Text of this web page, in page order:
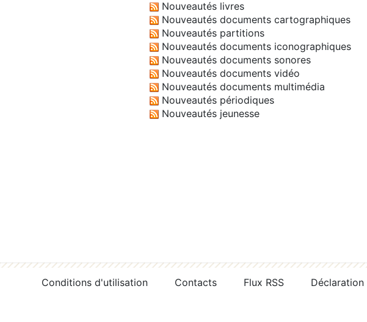
Nouveautés livres
Nouveautés documents cartographiques
Nouveautés partitions
Nouveautés documents iconographiques
Nouveautés documents sonores
Nouveautés documents vidéo
Nouveautés documents multimédia
Nouveautés périodiques
Nouveautés jeunesse
Conditions d'utilisation Contacts Flux RSS